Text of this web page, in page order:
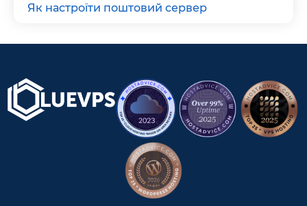
Як настроїти поштовий сервер